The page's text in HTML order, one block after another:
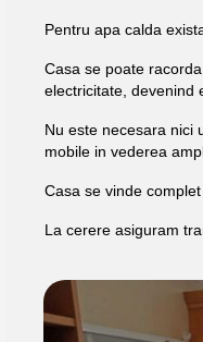
Pentru apa calda
Casa se poate
electricitate, devenind
Nu este necesara nici
mobile in vederea
Casa se vinde
La cerere asiguram